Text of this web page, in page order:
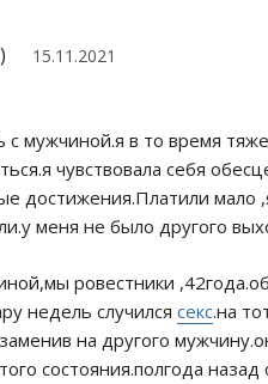
15.11.2021
с мужчиной.я в то время
чувствовала себя
достижения.Платили мало
меня не было другого
ровестники
недель случился секс.на
на другого
состояния.полгода